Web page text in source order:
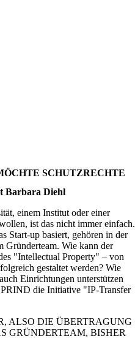
SCHUTZRECHTE
Barbara Diehl
einem Institut oder einer
ist das nicht immer einfach.
Start-up basiert, gehören in der
Gründerteam. Wie kann der
Intellectual Property
– von
gestaltet werden? Wie
Einrichtungen unterstützen
die Initiative
IP-Transfer
ALSO DIE ÜBERTRAGUNG
GRÜNDERTEAM, BISHER